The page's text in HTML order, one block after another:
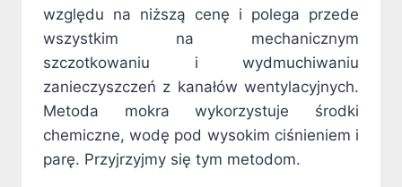
względu na niższą cenę i polega przede
wszystkim na mechanicznym
szczotkowaniu i wydmuchiwaniu
zanieczyszczeń z kanałów wentylacyjnych.
Metoda mokra wykorzystuje środki
chemiczne, wodę pod wysokim ciśnieniem i
parę. Przyjrzyjmy się tym metodom.